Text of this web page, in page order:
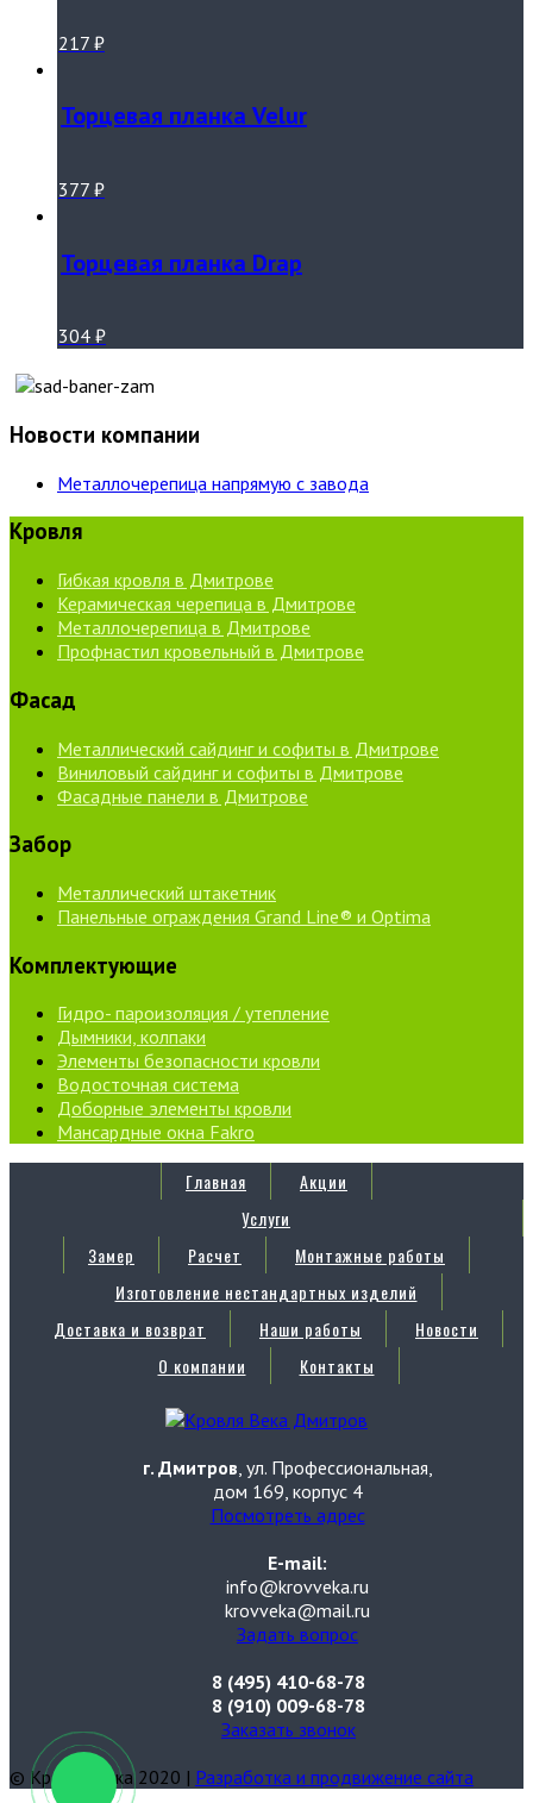
217 ₽
Торцевая планка Velur
377 ₽
Торцевая планка Drap
304 ₽
Новости компании
Металлочерепица напрямую с завода
Кровля
Гибкая кровля в Дмитрове
Керамическая черепица в Дмитрове
Металлочерепица в Дмитрове
Профнастил кровельный в Дмитрове
Фасад
Металлический сайдинг и софиты в Дмитрове
Виниловый сайдинг и софиты в Дмитрове
Фасадные панели в Дмитрове
Забор
Металлический штакетник
Панельные ограждения Grand Line® и Optima
Комплектующие
Гидро- пароизоляция / утепление
Дымники, колпаки
Элементы безопасности кровли
Водосточная система
Доборные элементы кровли
Мансардные окна Fakro
Главная
Акции
Услуги
Замер
Расчет
Монтажные работы
Изготовление нестандартных изделий
Доставка и возврат
Наши работы
Новости
О компании
Контакты
г. Дмитров, ул. Профессиональная,
дом 169, корпус 4
Посмотреть адрес
E-mail:
info@krovveka.ru
krovveka@mail.ru
Задать вопрос
8 (495) 410-68-78
8 (910) 009-68-78
Заказать звонок
© Кровля Века 2020 | Разработка и продвижение сайта